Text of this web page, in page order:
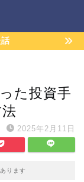
た投資手
2025年2月11日
ります